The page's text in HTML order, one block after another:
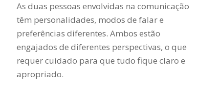
As duas pessoas envolvidas na comunicação
têm personalidades, modos de falar e
preferências diferentes. Ambos estão
engajados de diferentes perspectivas, o que
requer cuidado para que tudo fique claro e
apropriado.